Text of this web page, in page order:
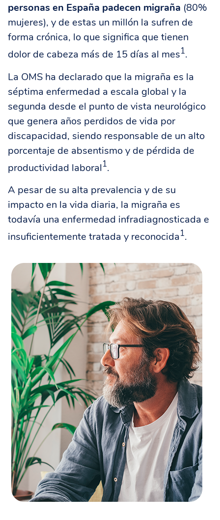
personas en España padecen migraña (80%
mujeres), y de estas un millón la sufren de
forma crónica, lo que significa que tienen
dolor de cabeza más de 15 días al mes1.
La OMS ha declarado que la migraña es la
séptima enfermedad a escala global y la
segunda desde el punto de vista neurológico
que genera años perdidos de vida por
discapacidad, siendo responsable de un alto
porcentaje de absentismo y de pérdida de
productividad laboral1.
A pesar de su alta prevalencia y de su
impacto en la vida diaria, la migraña es
todavía una enfermedad infradiagnosticada e
insuficientemente tratada y reconocida1.